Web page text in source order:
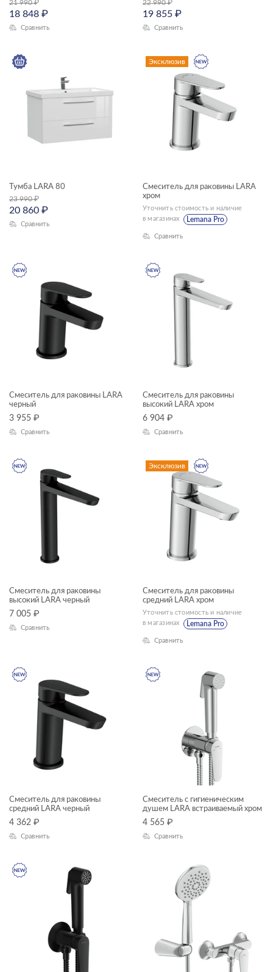
21 990₽
18 848 ₽
Сравнить
22 990₽
19 855 ₽
Сравнить
Тумба LARA 80
23 990₽
20 860 ₽
Сравнить
Эксклюзив
Смеситель для раковины LARA
хром
Уточнить стоимость и наличие
в магазинах
Lemana Pro
Сравнить
Смеситель для раковины LARA
черный
3 955 ₽
Сравнить
Смеситель для раковины
высокий LARA хром
6 904 ₽
Сравнить
Смеситель для раковины
высокий LARA черный
7 005 ₽
Сравнить
Эксклюзив
Смеситель для раковины
средний LARA хром
Уточнить стоимость и наличие
в магазинах
Lemana Pro
Сравнить
Смеситель для раковины
средний LARA черный
4 362 ₽
Сравнить
Смеситель с гигиеническим
душем LARA встраиваемый хром
4 565 ₽
Сравнить